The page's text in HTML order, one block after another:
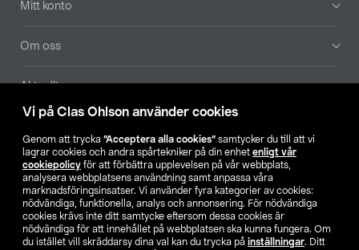
Vi på Clas Ohlson använder cookies
Genom att trycka ”Acceptera alla cookies” samtycker du till att vi
lagrar cookies och andra spårtekniker på din enhet enligt vår
cookiepolicy för att förbättra upplevelsen på vår webbplats,
analysera webbplatsens användning samt anpassa våra
marknadsföringsinsatser. Vi använder fyra kategorier av cookies:
nödvändiga, funktionella, analys och annonsering. För nödvändiga
cookies krävs inte ditt samtycke eftersom dessa cookies är
nödvändiga för att innehållet på webbplatsen ska kunna fungera. Om
du istället vill skräddarsy dina val kan du trycka på inställningar. Ditt
Mitt konto
Om oss
Aktuellt
Hitta butik
SE NO FI